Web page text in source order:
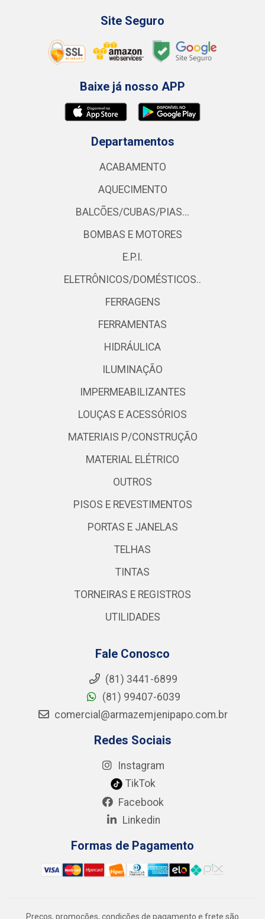
Site Seguro
Baixe já nosso APP
Departamentos
ACABAMENTO
AQUECIMENTO
BALCÕES/CUBAS/PIAS...
BOMBAS E MOTORES
E.P.I.
ELETRÔNICOS/DOMÉSTICOS..
FERRAGENS
FERRAMENTAS
HIDRÁULICA
ILUMINAÇÃO
IMPERMEABILIZANTES
LOUÇAS E ACESSÓRIOS
MATERIAIS P/CONSTRUÇÃO
MATERIAL ELÉTRICO
OUTROS
PISOS E REVESTIMENTOS
PORTAS E JANELAS
TELHAS
TINTAS
TORNEIRAS E REGISTROS
UTILIDADES
Fale Conosco
(81) 3441-6899
(81) 99407-6039
comercial@armazemjenipapo.com.br
Redes Sociais
Instagram
TikTok
Facebook
Linkedin
Formas de Pagamento
Preços, promoções, condições de pagamento e frete são